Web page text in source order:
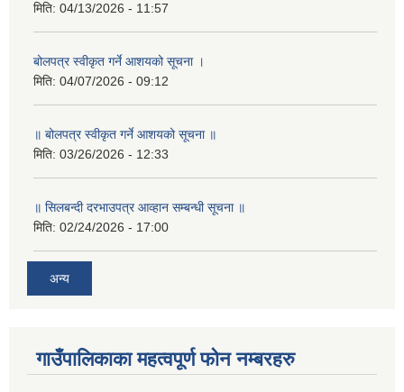
मिति: 04/13/2026 - 11:57
बोलपत्र स्वीकृत गर्ने आशयको सूचना ।
मिति: 04/07/2026 - 09:12
॥ बोलपत्र स्वीकृत गर्ने आशयको सूचना ॥
मिति: 03/26/2026 - 12:33
॥ सिलबन्दी दरभाउपत्र आव्हान सम्बन्धी सूचना ॥
मिति: 02/24/2026 - 17:00
अन्य
गाउँपालिकाका महत्वपूर्ण फोन नम्बरहरु